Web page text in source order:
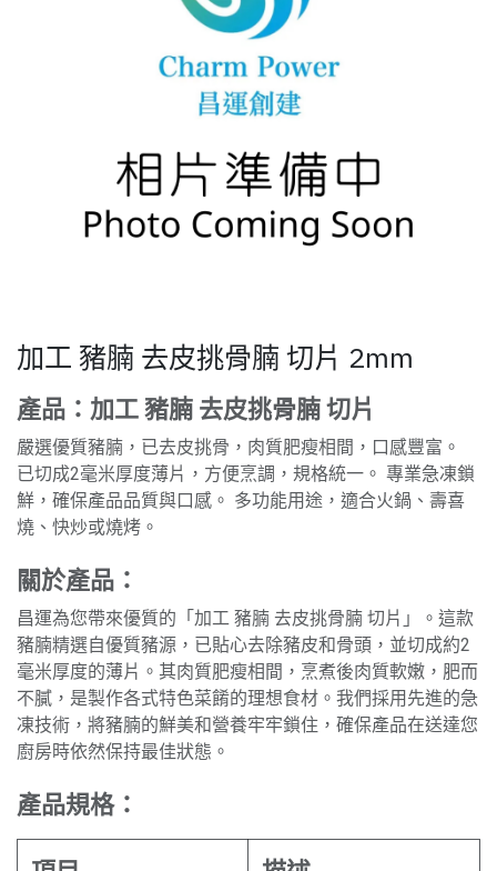
加工 豬腩 去皮挑骨腩 切片 2mm
產品：加工 豬腩 去皮挑骨腩 切片
嚴選優質豬腩，已去皮挑骨，肉質肥瘦相間，口感豐富。
已切成2毫米厚度薄片，方便烹調，規格統一。 專業急凍鎖
鮮，確保產品品質與口感。 多功能用途，適合火鍋、壽喜
燒、快炒或燒烤。
關於產品：
昌運為您帶來優質的「加工 豬腩 去皮挑骨腩 切片」。這款
豬腩精選自優質豬源，已貼心去除豬皮和骨頭，並切成約2
毫米厚度的薄片。其肉質肥瘦相間，烹煮後肉質軟嫩，肥而
不膩，是製作各式特色菜餚的理想食材。我們採用先進的急
凍技術，將豬腩的鮮美和營養牢牢鎖住，確保產品在送達您
廚房時依然保持最佳狀態。
產品規格：